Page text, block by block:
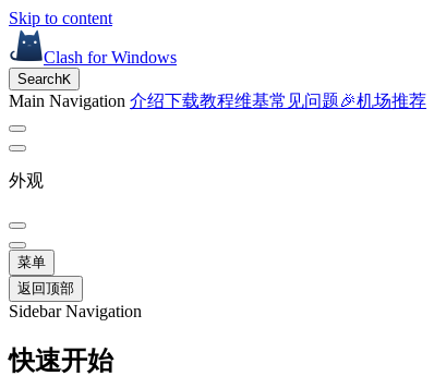
Skip to content
Clash for Windows
SearchK
Main Navigation 介绍下载教程维基常见问题🎉机场推荐
外观
菜单
返回顶部
Sidebar Navigation
快速开始